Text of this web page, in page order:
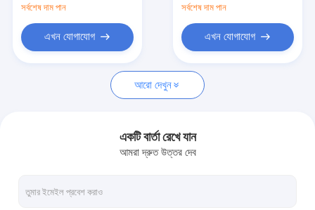
মামলা
অপটিক্যাল পাওয়ার মিটার
ডিএফবি লেজার উত্স
সর্বশেষ দাম পান
এখন যোগাযোগ
সর্বশেষ দাম পান
এখন যোগাযোগ
আরো দেখুন
একটি বার্তা রেখে যান
আমরা দ্রুত উত্তর দেব